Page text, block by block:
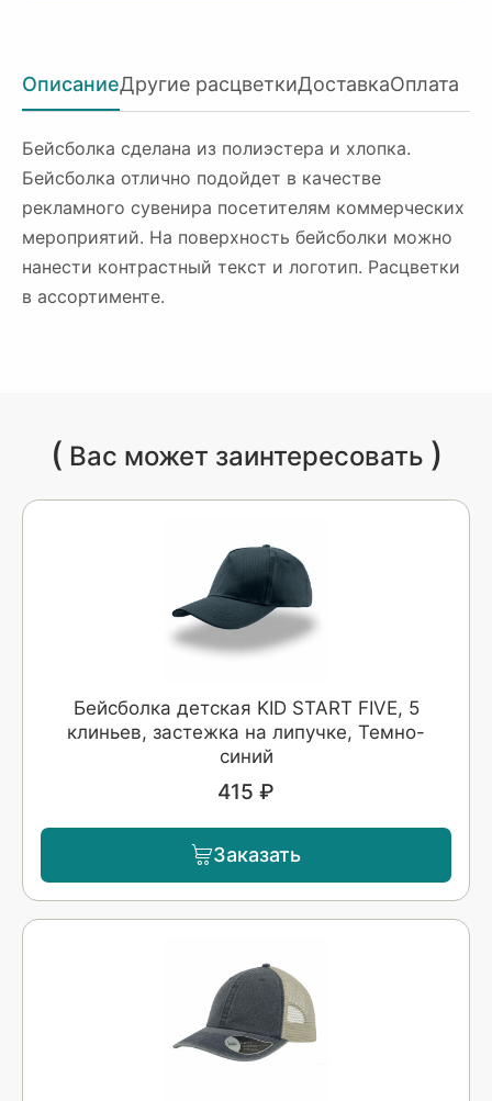
ОписаниеДругие расцветкиДоставкаОплата
Бейсболка сделана из полиэстера и хлопка.
Бейсболка отлично подойдет в качестве
рекламного сувенира посетителям коммерческих
мероприятий. На поверхность бейсболки можно
нанести контрастный текст и логотип. Расцветки
в ассортименте.
( Вас может заинтересовать )
Бейсболка детская KID START FIVE, 5
клиньев, застежка на липучке, Темно-
синий
415 ₽
Заказать